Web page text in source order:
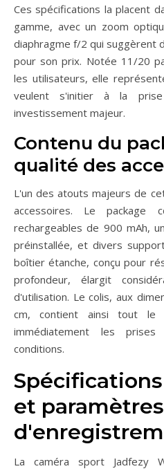
Ces spécifications la placent
gamme, avec un zoom
diaphragme f/2 qui suggèrent
pour son prix. Notée 11/20
les utilisateurs, elle
veulent s'initier à la
investissement majeur.
Contenu du
qualité des
L'un des atouts majeurs de
accessoires. Le package
rechargeables de 900 mAh,
préinstallée, et divers
boîtier étanche, conçu pour
profondeur, élargit
d'utilisation. Le colis, aux
cm, contient ainsi tout le
immédiatement les
conditions.
et paramètres
La caméra sport Jadfezy